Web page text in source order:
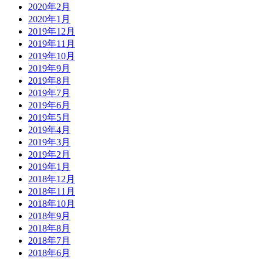
2020年2月
2020年1月
2019年12月
2019年11月
2019年10月
2019年9月
2019年8月
2019年7月
2019年6月
2019年5月
2019年4月
2019年3月
2019年2月
2019年1月
2018年12月
2018年11月
2018年10月
2018年9月
2018年8月
2018年7月
2018年6月